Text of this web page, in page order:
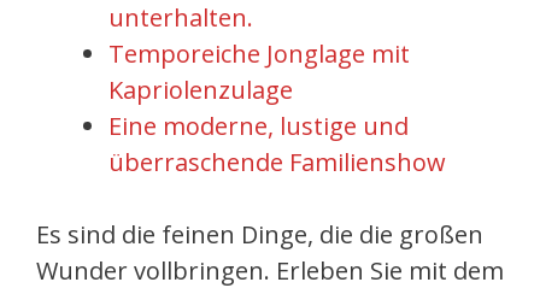
unterhalten.
Temporeiche Jonglage mit
Kapriolenzulage
Eine moderne, lustige und
überraschende Familienshow
Es sind die feinen Dinge, die die großen
Wunder vollbringen. Erleben Sie mit dem